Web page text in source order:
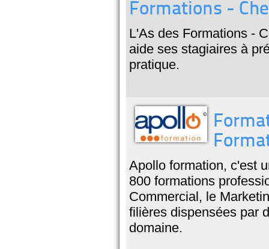
Formations -
L'As des Formations -
aide ses stagiaires à
pratique.
Apollo formation, c'est
800 formations
Commercial, le
filières dispensées par
domaine.